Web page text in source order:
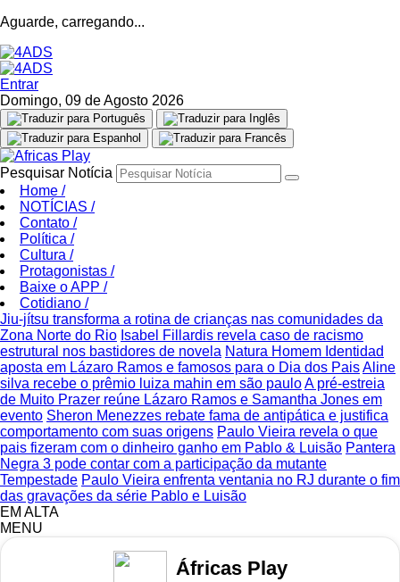
Aguarde, carregando...
Entrar
Domingo, 09 de Agosto 2026
Pesquisar Notícia
Home /
NOTÍCIAS /
Contato /
Política /
Cultura /
Protagonistas /
Baixe o APP /
Cotidiano /
Jiu-jítsu transforma a rotina de crianças nas comunidades da
Zona Norte do Rio Isabel Fillardis revela caso de racismo
estrutural nos bastidores de novela Natura Homem Identidad
aposta em Lázaro Ramos e famosos para o Dia dos PaisAline
silva recebe o prêmio luiza mahin em são pauloA pré-estreia
de Muito Prazer reúne Lázaro Ramos e Samantha Jones em
evento Sheron Menezzes rebate fama de antipática e justifica
comportamento com suas origens Paulo Vieira revela o que
pais fizeram com o dinheiro ganho em Pablo & Luisão Pantera
Negra 3 pode contar com a participação da mutante
Tempestade Paulo Vieira enfrenta ventania no RJ durante o fim
das gravações da série Pablo e Luisão
EM ALTA
MENU
Áfricas Play